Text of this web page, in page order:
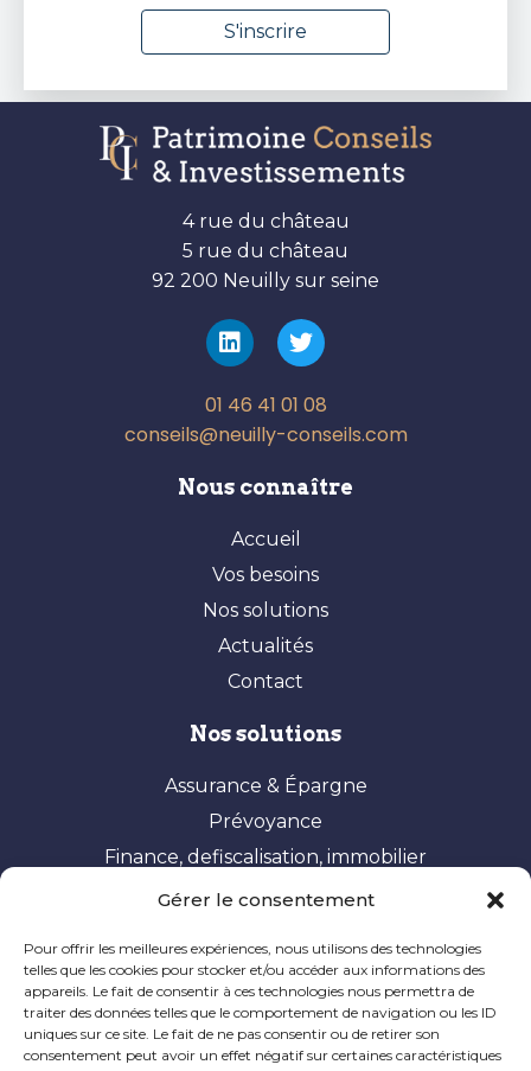
Gérer le consentement
Pour offrir les meilleures expériences, nous utilisons des technologies
telles que les cookies pour stocker et/ou accéder aux informations des
appareils. Le fait de consentir à ces technologies nous permettra de
traiter des données telles que le comportement de navigation ou les ID
uniques sur ce site. Le fait de ne pas consentir ou de retirer son
consentement peut avoir un effet négatif sur certaines caractéristiques
4 rue du château
5 rue du château
92 200 Neuilly sur seine
01 46 41 01 08
conseils@neuilly-conseils.com
Nous connaître
Accueil
Vos besoins
Nos solutions
Actualités
Contact
Nos solutions
Assurance & Épargne
Prévoyance
Finance, defiscalisation, immobilier
Vos besoins
Constituer et valoriser son patrimoine
Optimisation fiscale
Préparer sa retraite